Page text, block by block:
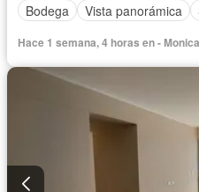
Bodega
Vista panorámica